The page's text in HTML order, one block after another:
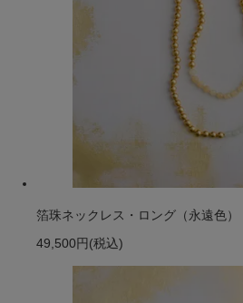
箔珠ネックレス・ロング（永遠色）
49,500円 (税込)